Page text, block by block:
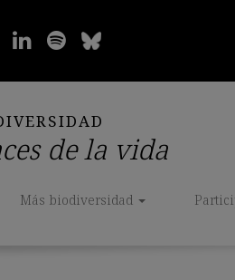
de la vida
Más biodiversidad